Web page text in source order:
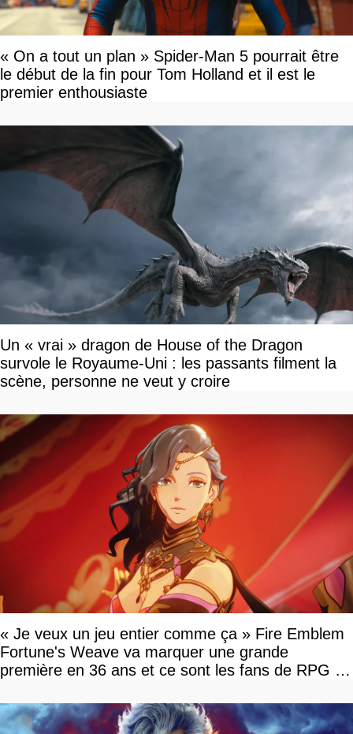
« On a tout un plan » Spider-Man 5 pourrait être
le début de la fin pour Tom Holland et il est le
premier enthousiaste
Un « vrai » dragon de House of the Dragon
survole le Royaume-Uni : les passants filment la
scène, personne ne veut y croire
« Je veux un jeu entier comme ça » Fire Emblem
Fortune's Weave va marquer une grande
première en 36 ans et ce sont les fans de RPG en